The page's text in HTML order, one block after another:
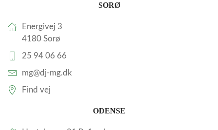
SORØ
Energivej 3
4180 Sorø
25 94 06 66
mg@dj-mg.dk
Find vej
ODENSE